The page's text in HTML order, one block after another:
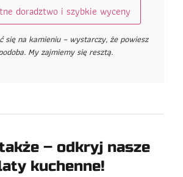
doradztwo i szybkie wyceny
się na kamieniu – wystarczy, że powiesz
My zajmiemy się resztą.
– odkryj nasze
kuchenne!